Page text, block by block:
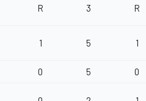
R 3 R
1 5 1
0 5 0